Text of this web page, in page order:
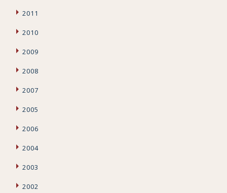
2011
2010
2009
2008
2007
2005
2006
2004
2003
2002